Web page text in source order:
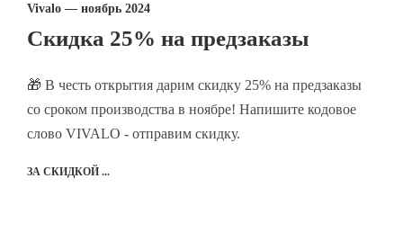
Vivalo — ноябрь 2024
Скидка 25% на предзаказы
🎁 В честь открытия дарим скидку 25% на предзаказы
со сроком производства в ноябре! Напишите кодовое
слово VIVALO - отправим скидку.
ЗА СКИДКОЙ ...